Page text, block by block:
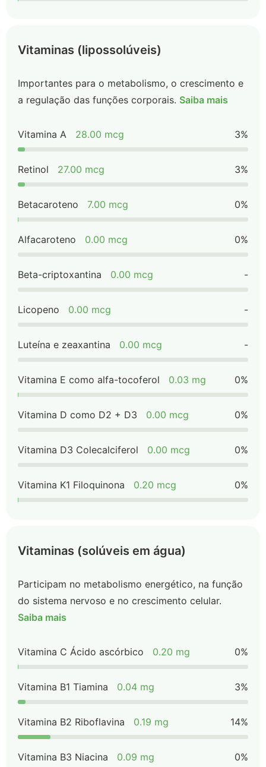
Vitaminas (lipossolúveis)
Importantes para o metabolismo, o crescimento e
a regulação das funções corporais. Saiba mais
Vitamina A 28.00 mcg 3%
Retinol 27.00 mcg 3%
Betacaroteno 7.00 mcg 0%
Alfacaroteno 0.00 mcg 0%
Beta-criptoxantina 0.00 mcg -
Licopeno 0.00 mcg -
Luteína e zeaxantina 0.00 mcg -
Vitamina E como alfa-tocoferol 0.03 mg 0%
Vitamina D como D2 + D3 0.00 mcg 0%
Vitamina D3 Colecalciferol 0.00 mcg 0%
Vitamina K1 Filoquinona 0.20 mcg 0%
Vitaminas (solúveis em água)
Participam no metabolismo energético, na função
do sistema nervoso e no crescimento celular.
Saiba mais
Vitamina C Ácido ascórbico 0.20 mg 0%
Vitamina B1 Tiamina 0.04 mg 3%
Vitamina B2 Riboflavina 0.19 mg 14%
Vitamina B3 Niacina 0.09 mg 0%